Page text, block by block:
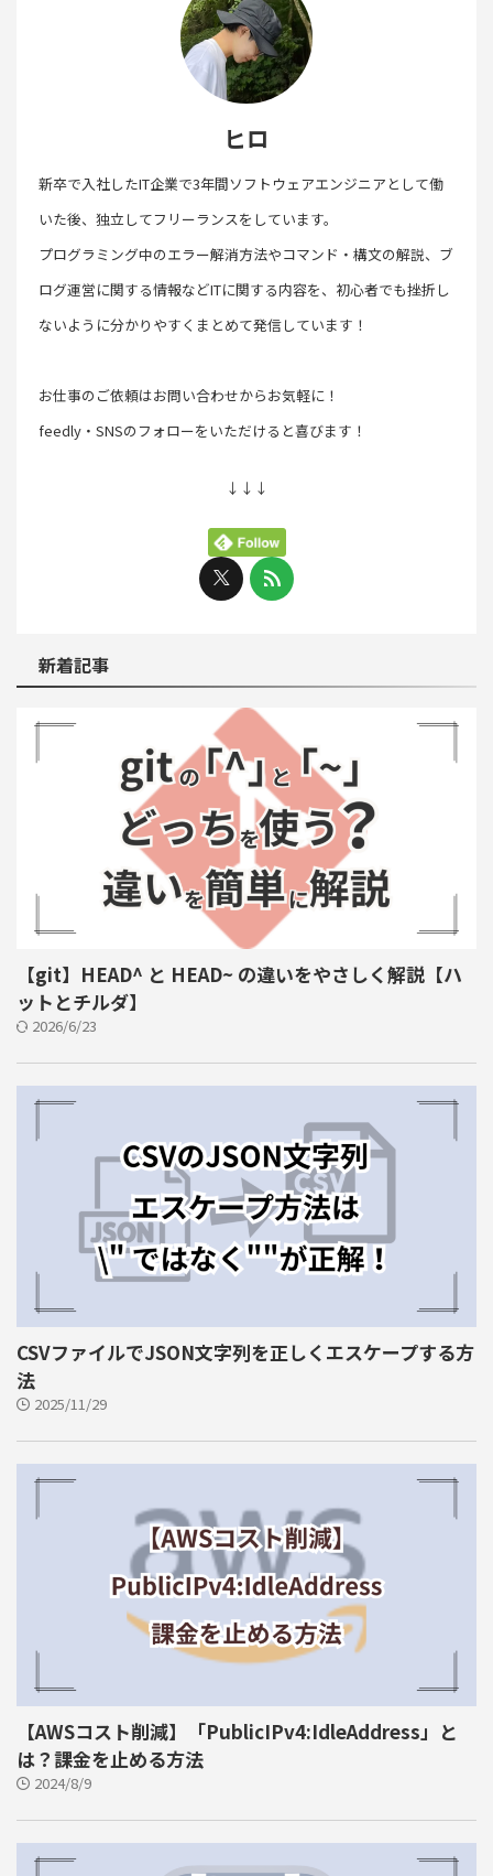
ヒロ
新卒で入社したIT企業で3年間ソフトウェアエンジニアとして働
いた後、独立してフリーランスをしています。
プログラミング中のエラー解消方法やコマンド・構文の解説、ブ
ログ運営に関する情報などITに関する内容を、初心者でも挫折し
ないように分かりやすくまとめて発信しています！
お仕事のご依頼はお問い合わせからお気軽に！
feedly・SNSのフォローをいただけると喜びます！
↓↓↓
新着記事
【git】HEAD^ と HEAD~ の違いをやさしく解説【ハ
ットとチルダ】
2026/6/23
CSVファイルでJSON文字列を正しくエスケープする方
法
2025/11/29
【AWSコスト削減】「PublicIPv4:IdleAddress」と
は？課金を止める方法
2024/8/9